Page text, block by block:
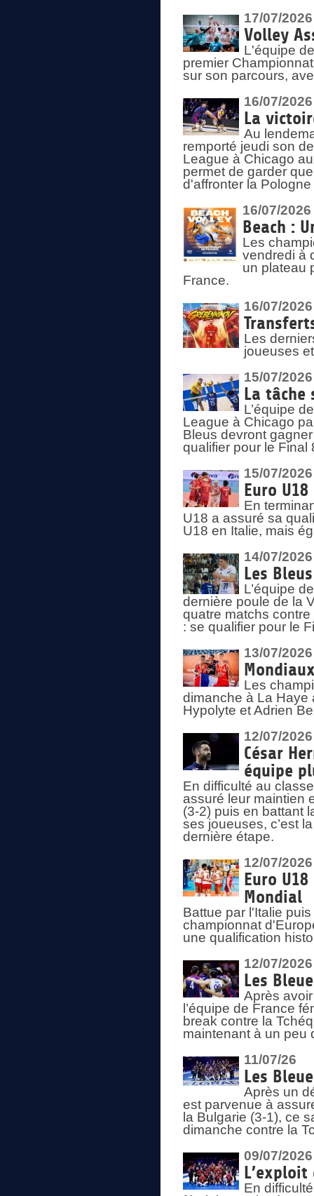
17/07/2026
Volley
L'équipe
premier
sur son parcours,
16/07/2026
La
Au
remporté jeudi son
League à Chicago
permet de garder
d'affronter la
16/07/2026
Beach :
Les
vendredi à
un plateau
France.
16/07/2026
Les
joueuses
15/07/2026
La tâche
L’équipe
League à Chicago
Bleus devront
qualifier pour le Final
15/07/2026
Euro
En
U18 a assuré sa
U18 en Italie, mais
14/07/2026
Les
L’équipe
dernière poule de la
quatre matchs
: se qualifier pour le
13/07/2026
Les
dimanche à La Haye
Hypolyte et Adrien
12/07/2026
César
équipe
En difficulté au
assuré leur maintien
(3-2) puis en battant
ses joueuses, c’est
dernière étape.
12/07/2026
Euro
Mondial
Battue par l'Italie
championnat
une qualification
12/07/2026
Les
Après
l’équipe de France
break contre la
maintenant à un peu
11/07/26
Les
Après un
est parvenue à
la Bulgarie (3-1), ce
dimanche contre la
09/07/2026
En